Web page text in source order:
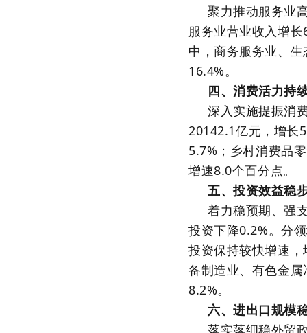
聚力推动服务业
服务业营业收入增
中，商务服务业、
16.4%。
四、消费活力持
深入实施提振消
20142.1亿元，增长
5.7%；乡村消费品
增速8.0个百分点。
五、投资效益稳
着力稳预期、强
投资下降0.2%。分
投资保持较快增速
备制造业、有色金
8.2%。
六、进出口规模
落实落细稳外贸